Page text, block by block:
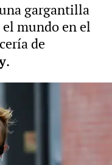
gargantilla
mundo en el
de
.